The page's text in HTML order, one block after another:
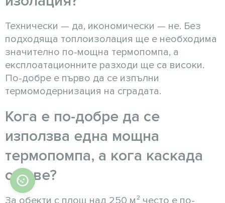
Технически — да, икономически — не. Без
подходяща топлоизолация ще е необходима
значително по-мощна термопомпа, а
експлоатационните разходи ще са високи.
По-добре е първо да се изпълни
термомодернизация на сградата.
Кога е по-добре да се
използва една мощна
термопомпа, а кога каскада
от две?
За обекти с площ над 250 м² често е по-